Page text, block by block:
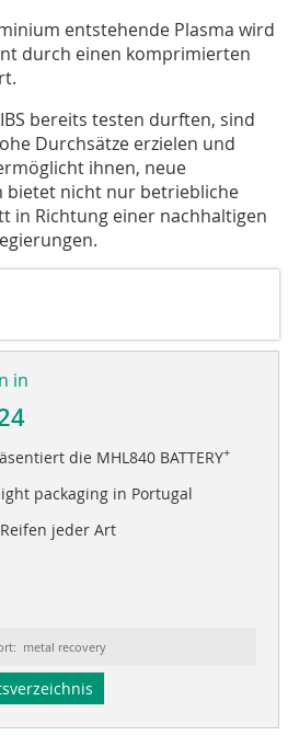
entstehende Plasma wird
durch einen komprimierten
bereits testen durften, sind
Durchsätze erzielen und
ihnen, neue
bietet nicht nur betriebliche
in Richtung einer nachhaltigen
in
die MHL840 BATTERY+
packaging in Portugal
jeder Art
metal recovery